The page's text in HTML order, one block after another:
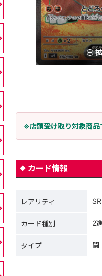
※店頭受け取り対象商品
カード情報
レアリティ SR
カード種別 2
タイプ 闘